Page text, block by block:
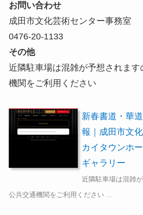
お問い合わせ
成田市文化芸術センター事務室
0476-20-1133
その他
近隣駐車場は混雑が予想されます
機関をご利用ください
新春書道・華
報｜成田市文
カイタウンホ
ギャラリー
近隣駐車場は混雑
公共交通機関をご利用ください …